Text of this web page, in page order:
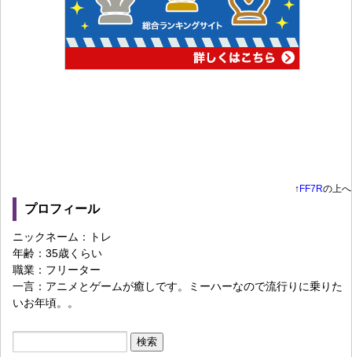
↑ FF7Rの上へ
プロフィール
ニックネーム：トレ
年齢：35歳くらい
職業：フリーター
一言：アニメとゲームが癒しです。ミーハーなので流行りに乗りた
いお年頃。。